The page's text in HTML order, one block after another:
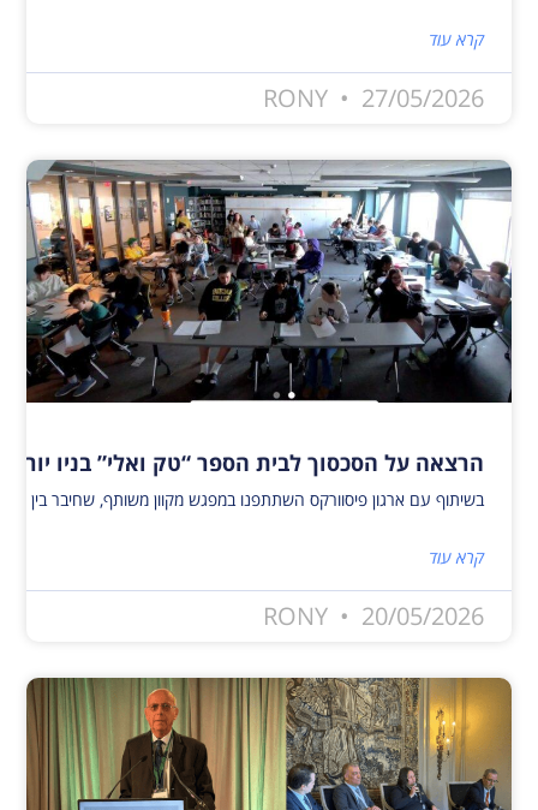
קרא עוד
RONY 27/05/2026
הרצאה על הסכסוך לבית הספר “טק ואלי” בניו יורק
בשיתוף עם ארגון פיסוורקס השתתפנו במפגש מקוון משותף, שחיבר בין פעילי שלום ישראלים ופלסטינים לבין 40 תלמידים מבית הספר טק ואלי בניו יורק. המפגש העניק לתלמידים הזדמנות ייחודית להיחשף לאתגרים, להזדמנויות, לתקוות ולחששות
קרא עוד
RONY 20/05/2026